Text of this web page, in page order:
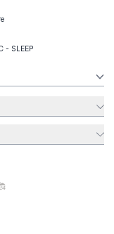
- SLEEP